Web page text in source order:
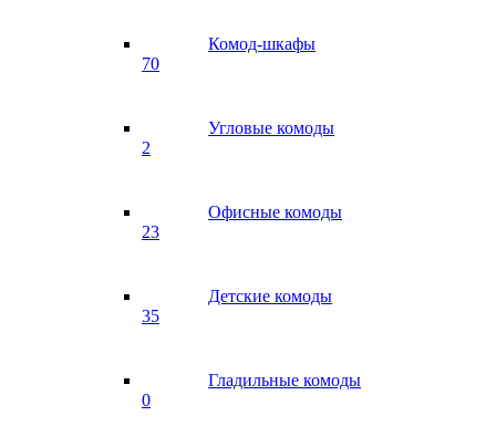
Комод-шкафы
70
Угловые комоды
2
Офисные комоды
23
Детские комоды
35
Гладильные комоды
0